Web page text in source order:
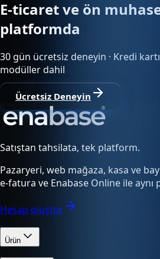
E-ticaret ve ön
platformda
30 gün ücretsiz deneyin · Kredi
modüller dahil
Ücretsiz Deneyin
Satıştan tahsilata, tek platform.
Pazaryeri, web mağaza, kasa ve
e-fatura ve Enabase Online ile aynı
Hesap oluştur
Ürün